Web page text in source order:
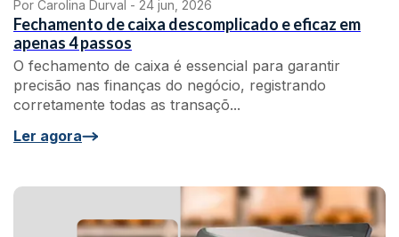
Por Carolina Durval - 24 jun, 2026
Fechamento de caixa descomplicado e eficaz em
apenas 4 passos
O fechamento de caixa é essencial para garantir
precisão nas finanças do negócio, registrando
corretamente todas as transaçõ...
Ler agora